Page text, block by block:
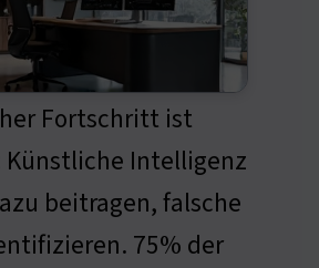
Fortschritt ist
Künstliche Intelligenz
beitragen, falsche
75% der